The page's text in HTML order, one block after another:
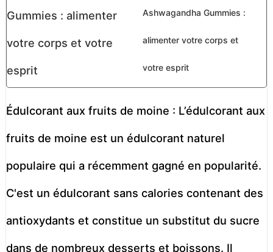
Ashwagandha Gummies :
alimenter votre corps et
votre esprit
Édulcorant aux fruits de moine : L’édulcorant aux
fruits de moine est un édulcorant naturel
populaire qui a récemment gagné en popularité.
C'est un édulcorant sans calories contenant des
antioxydants et constitue un substitut du sucre
dans de nombreux desserts et boissons. Il